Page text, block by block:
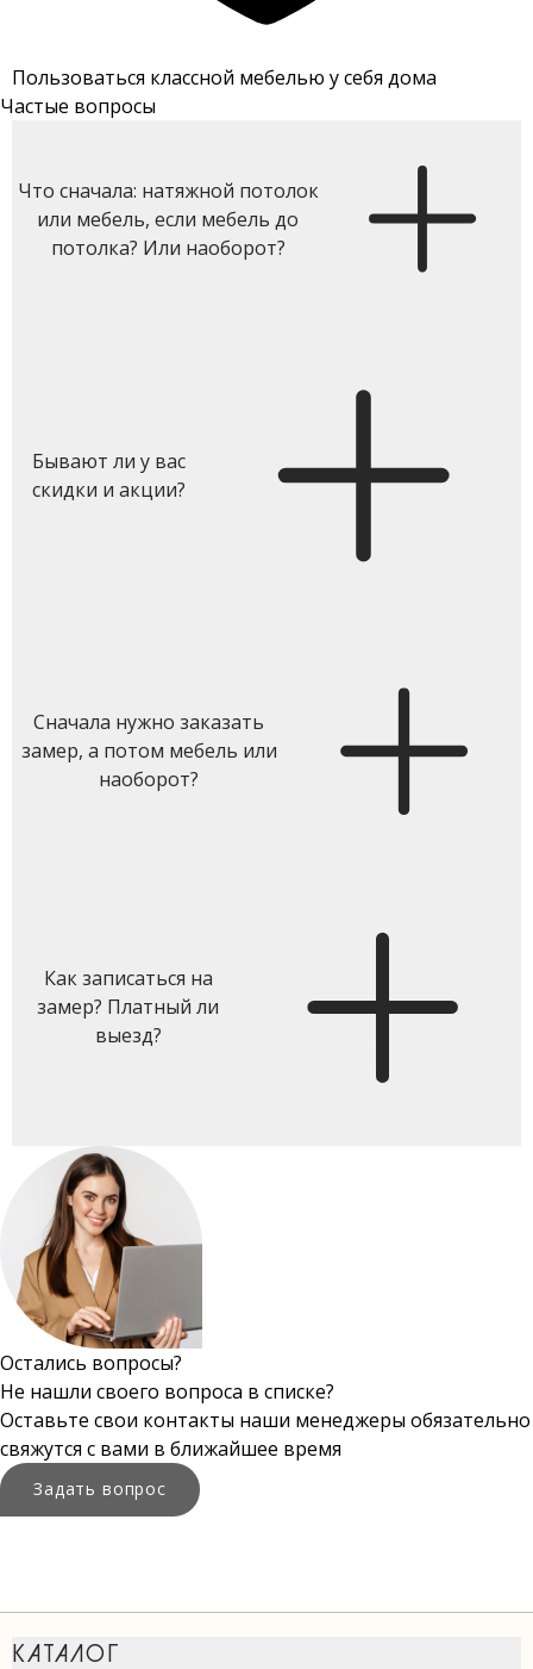
Пользоваться классной мебелью у себя дома
Частые вопросы
Что сначала: натяжной потолок
или мебель, если мебель до
потолка? Или наоборот?
Бывают ли у вас
скидки и акции?
Сначала нужно заказать
замер, а потом мебель или
наоборот?
Как записаться на
замер? Платный ли
выезд?
Остались вопросы?
Не нашли своего вопроса в списке?
Оставьте свои контакты наши менеджеры обязательно
свяжутся с вами в ближайшее время
Задать вопрос
КАТАЛОГ